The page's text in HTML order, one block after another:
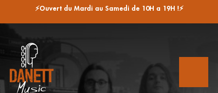
⚡Ouvert du Mardi au Samedi de 10H a 19H !⚡